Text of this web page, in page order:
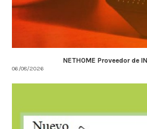
NETHOME Proveedor de
06/08/2026